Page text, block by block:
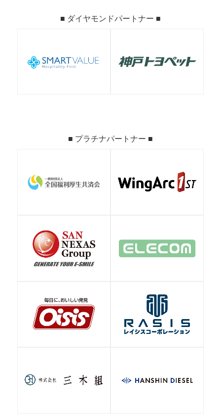
■ ダイヤモンドパートナー ■
■ プラチナパートナー ■